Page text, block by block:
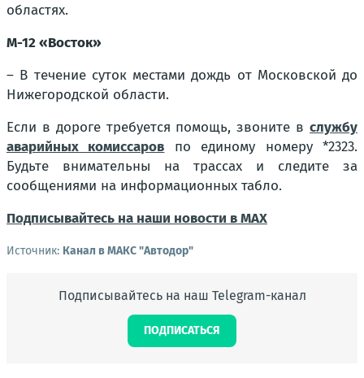
областях.
М-12 «Восток»
– В течение суток местами дождь от Московской до
Нижегородской области.
Если в дороге требуется помощь, звоните в службу
аварийных комиссаров по единому номеру *2323.
Будьте внимательны на трассах и следите за
сообщениями на информационных табло.
Подписывайтесь на наши новости в МАХ
Источник: Канал в МАКС "Автодор"
Подписывайтесь на наш Telegram-канал
ПОДПИСАТЬСЯ